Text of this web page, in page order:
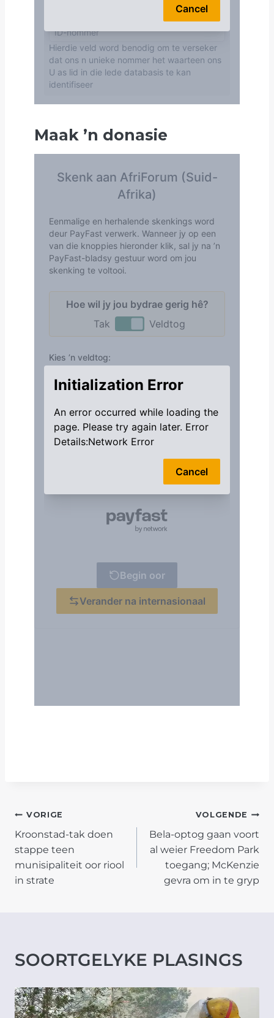
Maak ’n donasie
POST
NAVIGATION
VORIGE
Kroonstad-tak doen
stappe teen
munisipaliteit oor riool
in strate
VOLGENDE
Bela-optog gaan voort
al weier Freedom Park
toegang; McKenzie
gevra om in te gryp
SOORTGELYKE PLASINGS